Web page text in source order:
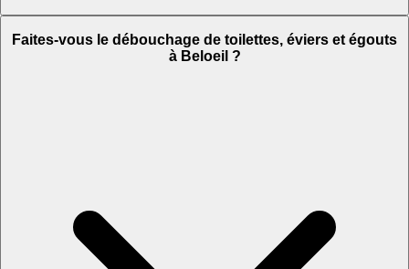
Faites-vous le débouchage de toilettes, éviers et égouts
à Beloeil ?